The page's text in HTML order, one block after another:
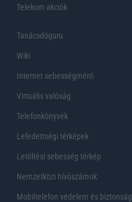
Telekom akciók
Tanácsdóguru
Wiki
Internet sebességmérő
Virtuális valóság
Telefonkönyvek
Lefedettségi térképek
Letöltési sebesség térkép
Nemzetközi hívószámok
Mobiltelefon védelem és biztonság